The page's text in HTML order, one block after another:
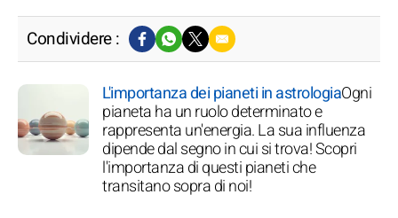
Condividere :
L'importanza dei pianeti in astrologiaOgni
pianeta ha un ruolo determinato e
rappresenta un'energia. La sua influenza
dipende dal segno in cui si trova! Scopri
l'importanza di questi pianeti che
transitano sopra di noi!